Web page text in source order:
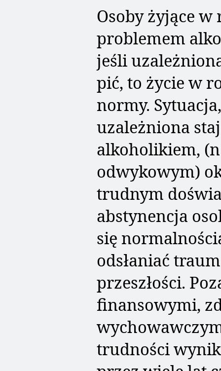
Osoby żyjące
problemem
jeśli
pić, to życie w
normy.
uzależniona
alkoholikiem,
odwykowym)
trudnym
abstynencja
się
odsłaniać
przeszłości.
finansowymi,
trudności